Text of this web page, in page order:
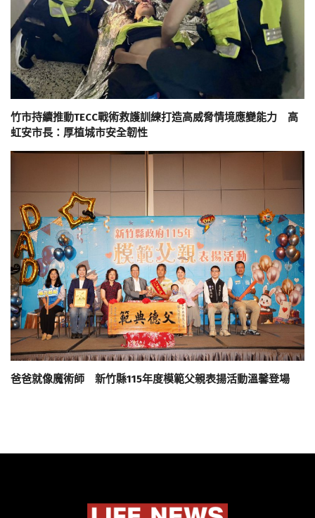
竹市持續推動TECC戰術救護訓練打造高威脅情境應變能力 高
虹安市長：厚植城市安全韌性
爸爸就像魔術師 新竹縣115年度模範父親表揚活動溫馨登場